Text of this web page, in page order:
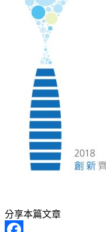
分享本篇文章